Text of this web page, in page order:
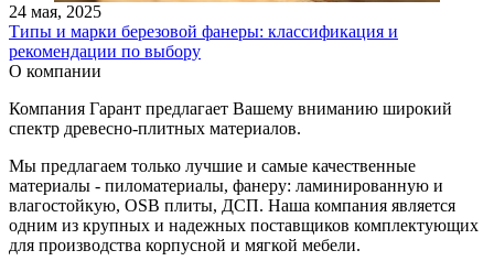
24 мая, 2025
Типы и марки березовой фанеры: классификация и
рекомендации по выбору
О компании
Компания Гарант предлагает Вашему вниманию широкий
спектр древесно-плитных материалов.
Мы предлагаем только лучшие и самые качественные
материалы - пиломатериалы, фанеру: ламинированную и
влагостойкую, OSB плиты, ДСП. Наша компания является
одним из крупных и надежных поставщиков комплектующих
для производства корпусной и мягкой мебели.